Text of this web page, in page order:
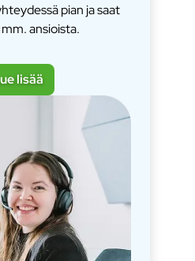
pian ja saat
ansioista.
lisää